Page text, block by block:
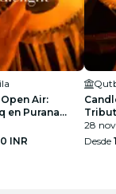
Air:
en Purana
INR
28 nov
Desde